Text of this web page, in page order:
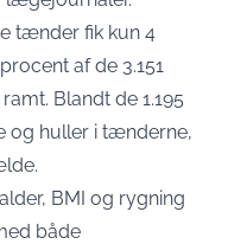
tænder fik kun 4
af de 3.151
Blandt de 1.195
og huller i tænderne,
BMI og rygning
både